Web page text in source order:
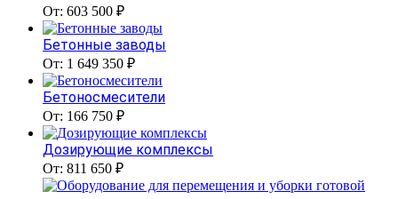
От: 603 500 ₽
Бетонные заводы
От: 1 649 350 ₽
Бетоносмесители
От: 166 750 ₽
Дозирующие комплексы
От: 811 650 ₽